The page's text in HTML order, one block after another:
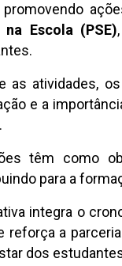
promovendo
na Escola (PSE)
as atividades,
e a
têm como
para a
integra o
reforça a
dos